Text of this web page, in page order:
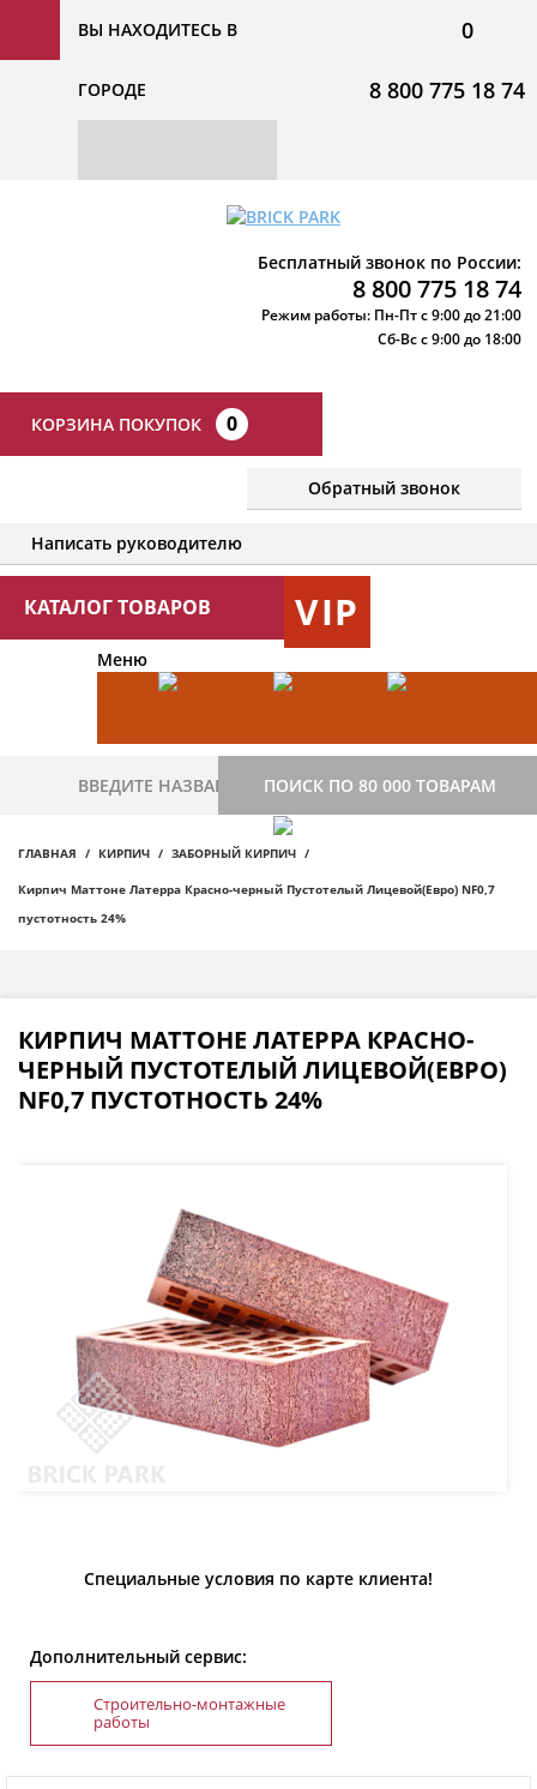
ВЫ НАХОДИТЕСЬ В
ГОРОДЕ
0
8 800 775 18 74
Бесплатный звонок по России:
8 800 775 18 74
Режим работы: Пн-Пт с 9:00 до 21:00
Сб-Вс с 9:00 до 18:00
КОРЗИНА ПОКУПОК 0
Обратный звонок
Написать руководителю
КАТАЛОГ ТОВАРОВ VIP
Меню
ПОИСК ПО 80 000 ТОВАРАМ
ГЛАВНАЯ КИРПИЧ ЗАБОРНЫЙ КИРПИЧ
Кирпич Маттоне Латерра Красно-черный Пустотелый Лицевой(Евро) NF0,7
пустотность 24%
КИРПИЧ МАТТОНЕ ЛАТЕРРА КРАСНО-
ЧЕРНЫЙ ПУСТОТЕЛЫЙ ЛИЦЕВОЙ(ЕВРО)
NF0,7 ПУСТОТНОСТЬ 24%
Специальные условия по карте клиента!
Дополнительный сервис:
Строительно-монтажные
работы